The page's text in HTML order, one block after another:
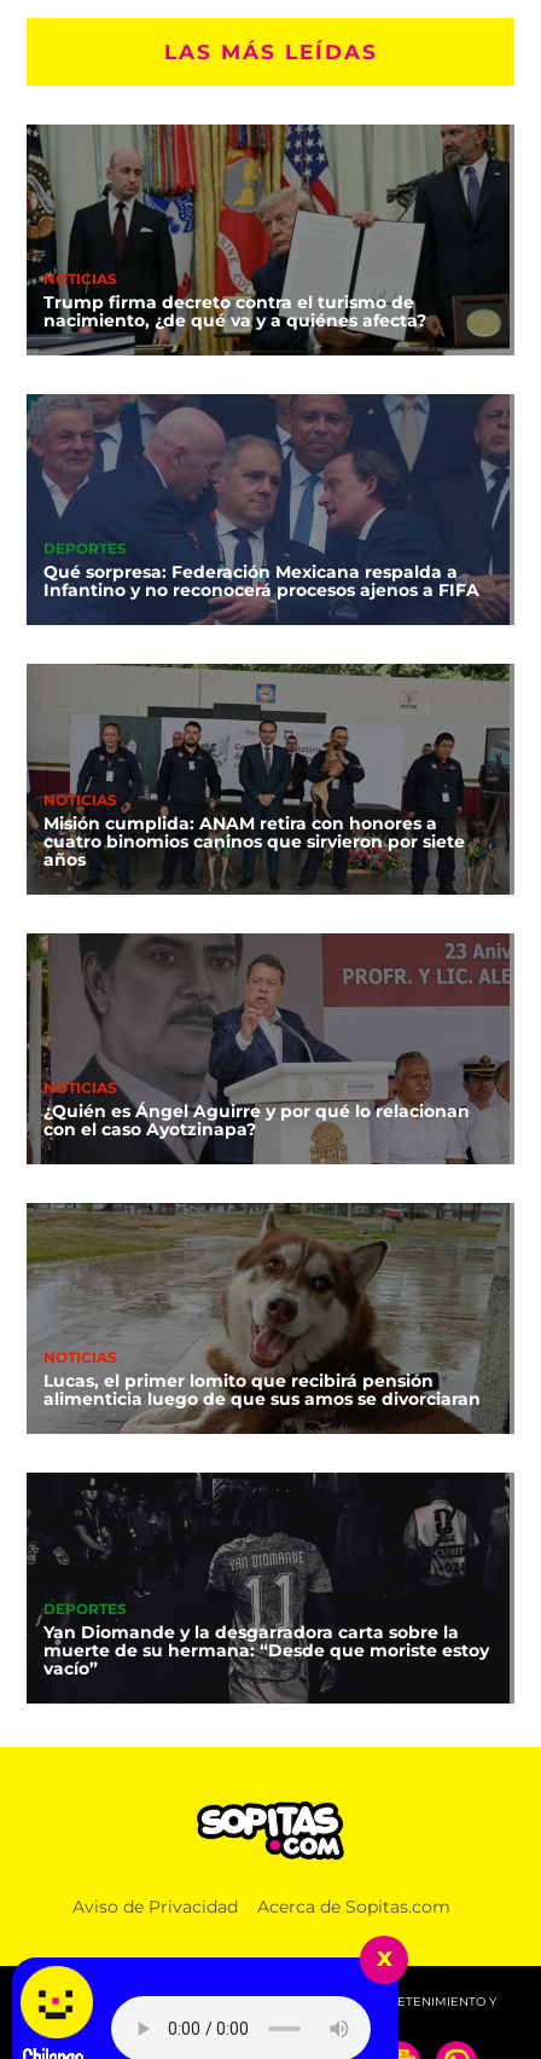
LAS MÁS LEÍDAS
NOTICIAS
Trump firma decreto contra el turismo de
nacimiento, ¿de qué va y a quiénes afecta?
DEPORTES
Qué sorpresa: Federación Mexicana respalda a
Infantino y no reconocerá procesos ajenos a FIFA
NOTICIAS
Misión cumplida: ANAM retira con honores a
cuatro binomios caninos que sirvieron por siete
años
NOTICIAS
¿Quién es Ángel Aguirre y por qué lo relacionan
con el caso Ayotzinapa?
NOTICIAS
Lucas, el primer lomito que recibirá pensión
alimenticia luego de que sus amos se divorciaran
DEPORTES
Yan Diomande y la desgarradora carta sobre la
muerte de su hermana: “Desde que moriste estoy
vacío”
Aviso de Privacidad Acerca de Sopitas.com
© 2026 SOPITAS.COM - MÚSICA, NOTICIAS, DEPORTES, ENTRETENIMIENTO Y
MÁS!.
x